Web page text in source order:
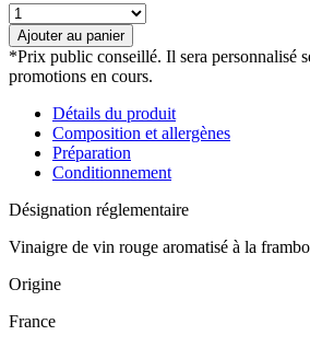
quantité
de
Vinaigre
de
vin
aromatisé
framboise
Ajouter au panier
*Prix public conseillé. Il sera personnalisé
promotions en cours.
Détails du produit
Composition et allergènes
Préparation
Conditionnement
Désignation réglementaire
Vinaigre de vin rouge aromatisé à la
Origine
France